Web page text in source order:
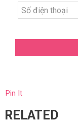
Pin It
RELATED